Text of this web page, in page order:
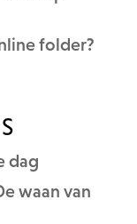
folder?
dag
waan van